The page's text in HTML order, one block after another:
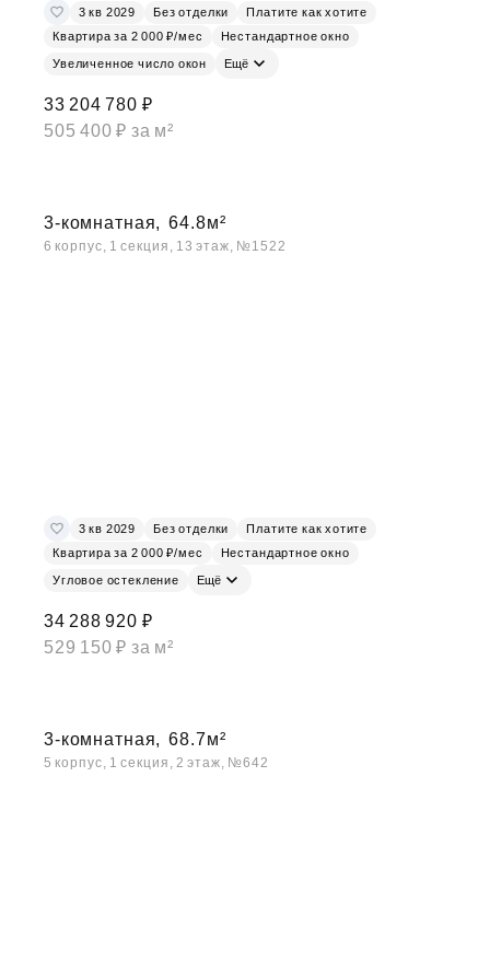
3 кв 2029 Без отделки
Платите как хотите
Квартира за 2 000 ₽/мес
Нестандартное окно
Увеличенное число окон Ещё
33 204 780 ₽
505 400 ₽ за м²
3-комнатная, 64.8м²
6 корпус, 1 секция, 13 этаж, №1522
3 кв 2029 Без отделки
Платите как хотите
Квартира за 2 000 ₽/мес
Нестандартное окно
Угловое остекление Ещё
34 288 920 ₽
529 150 ₽ за м²
3-комнатная, 68.7м²
5 корпус, 1 секция, 2 этаж, №642